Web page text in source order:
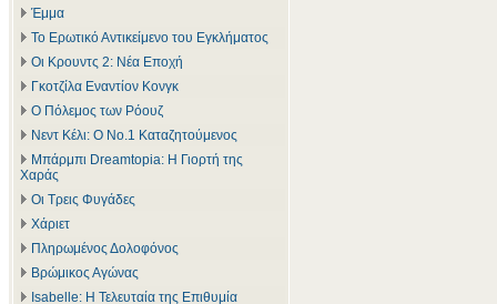
Έμμα
Το Ερωτικό Αντικείμενο του Εγκλήματος
Οι Κρουντς 2: Νέα Εποχή
Γκοτζίλα Εναντίον Κονγκ
Ο Πόλεμος των Ρόουζ
Νεντ Κέλι: Ο Νο.1 Καταζητούμενος
Μπάρμπι Dreamtopia: Η Γιορτή της
Χαράς
Οι Τρεις Φυγάδες
Χάριετ
Πληρωμένος Δολοφόνος
Βρώμικος Αγώνας
Isabelle: Η Τελευταία της Επιθυμία